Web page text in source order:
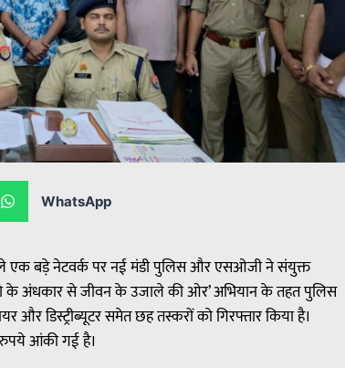
WhatsApp
बड़े नेटवर्क पर नई मंडी पुलिस और एसओजी ने संयुक्त
के अंधकार से जीवन के उजाले की ओर’ अभियान के तहत पुलिस
डिस्ट्रीब्यूटर समेत छह तस्करों को गिरफ्तार किया है।
आंकी गई है।